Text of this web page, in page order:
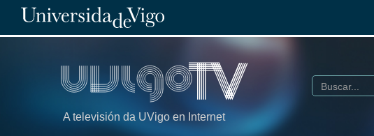
A televisión da UVigo en Internet
Buscar